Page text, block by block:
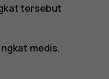
tersebut
medis.